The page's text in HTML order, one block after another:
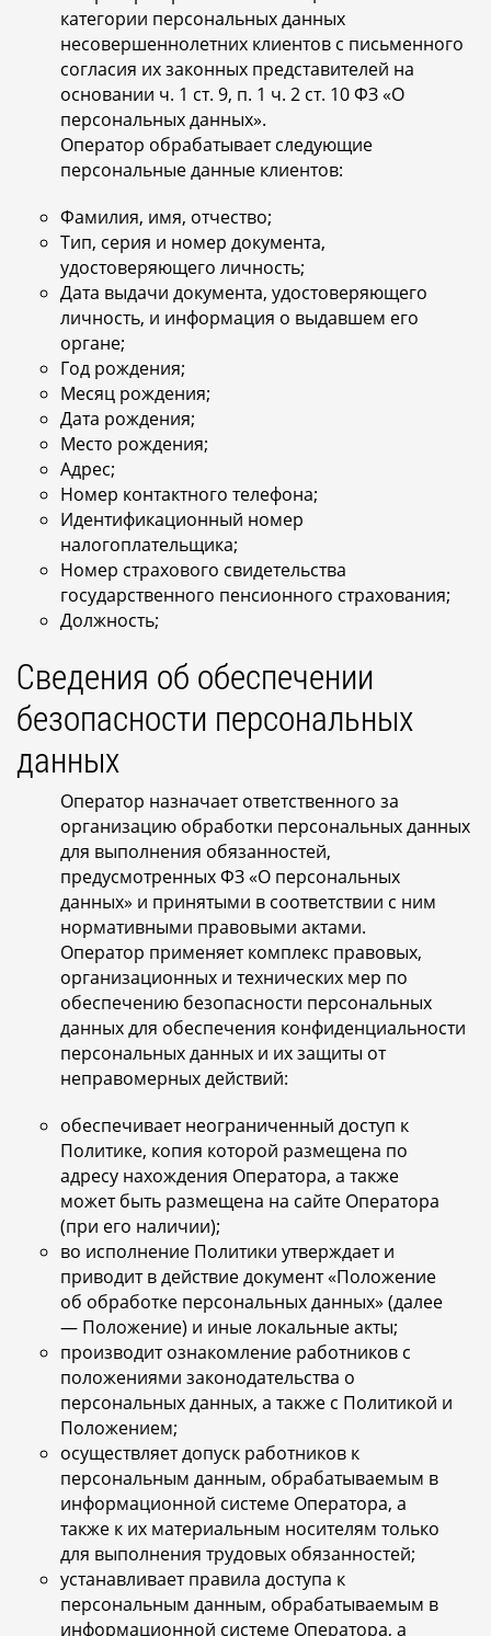
категории персональных данных
несовершеннолетних клиентов с письменного
согласия их законных представителей на
основании ч. 1 ст. 9, п. 1 ч. 2 ст. 10 ФЗ «О
персональных данных».
Оператор обрабатывает следующие
персональные данные клиентов:
Фамилия, имя, отчество;
Тип, серия и номер документа,
удостоверяющего личность;
Дата выдачи документа, удостоверяющего
личность, и информация о выдавшем его
органе;
Год рождения;
Месяц рождения;
Дата рождения;
Место рождения;
Адрес;
Номер контактного телефона;
Идентификационный номер
налогоплательщика;
Номер страхового свидетельства
государственного пенсионного страхования;
Должность;
Сведения об обеспечении
безопасности персональных
данных
Оператор назначает ответственного за
организацию обработки персональных данных
для выполнения обязанностей,
предусмотренных ФЗ «О персональных
данных» и принятыми в соответствии с ним
нормативными правовыми актами.
Оператор применяет комплекс правовых,
организационных и технических мер по
обеспечению безопасности персональных
данных для обеспечения конфиденциальности
персональных данных и их защиты от
неправомерных действий:
обеспечивает неограниченный доступ к
Политике, копия которой размещена по
адресу нахождения Оператора, а также
может быть размещена на сайте Оператора
(при его наличии);
во исполнение Политики утверждает и
приводит в действие документ «Положение
об обработке персональных данных» (далее
— Положение) и иные локальные акты;
производит ознакомление работников с
положениями законодательства о
персональных данных, а также с Политикой и
Положением;
осуществляет допуск работников к
персональным данным, обрабатываемым в
информационной системе Оператора, а
также к их материальным носителям только
для выполнения трудовых обязанностей;
устанавливает правила доступа к
персональным данным, обрабатываемым в
информационной системе Оператора, а